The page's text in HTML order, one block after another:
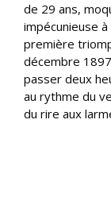
de 29 ans,
impécunieuse
première
décembre
passer deux
au rythme du
du rire aux